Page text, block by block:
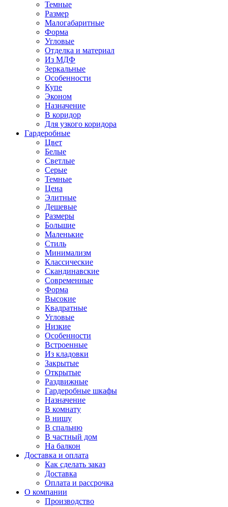
Темные
Размер
Малогабаритные
Форма
Угловые
Отделка и материал
Из МДФ
Зеркальные
Особенности
Купе
Эконом
Назначение
В коридор
Для узкого коридора
Гардеробные
Цвет
Белые
Светлые
Серые
Темные
Цена
Элитные
Дешевые
Размеры
Большие
Маленькие
Стиль
Минимализм
Классические
Скандинавские
Современные
Форма
Высокие
Квадратные
Угловые
Низкие
Особенности
Встроенные
Из кладовки
Закрытые
Открытые
Раздвижные
Гардеробные шкафы
Назначение
В комнату
В нишу
В спальню
В частный дом
На балкон
Доставка и оплата
Как сделать заказ
Доставка
Оплата и рассрочка
О компании
Производство